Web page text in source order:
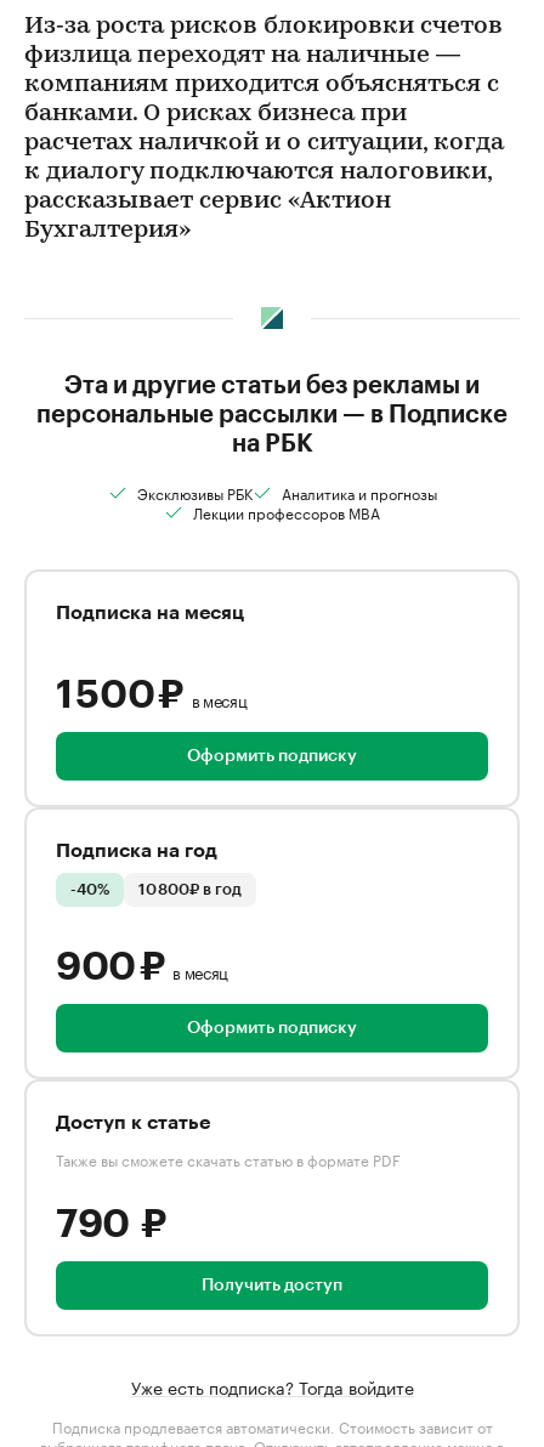
Из‑за роста рисков блокировки счетов
физлица переходят на наличные —
компаниям приходится объясняться с
банками. О рисках бизнеса при
расчетах наличкой и о ситуации, когда
к диалогу подключаются налоговики,
рассказывает сервис «Актион
Бухгалтерия»
Эта и другие статьи без рекламы и
персональные рассылки — в Подписке
на РБК
Эксклюзивы РБК
Аналитика и прогнозы
Лекции профессоров MBA
Подписка на месяц
1 500 ₽ в месяц
Оформить подписку
Подписка на год
-40% 10 800₽ в год
900 ₽ в месяц
Оформить подписку
Доступ к статье
Также вы сможете скачать статью в формате PDF
790 ₽
Получить доступ
Уже есть подписка? Тогда войдите
Подписка продлевается автоматически. Стоимость зависит от